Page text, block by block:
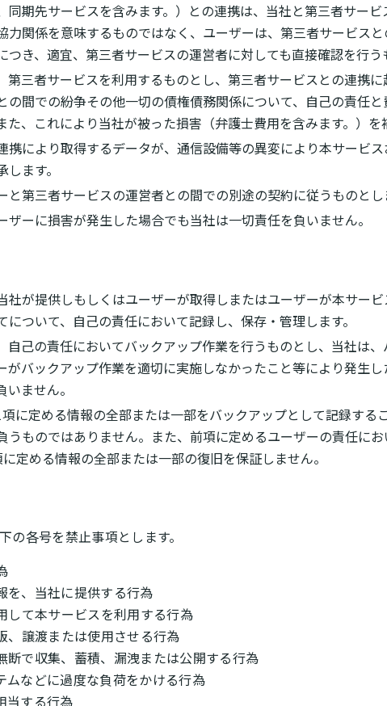
同期先サービスを含みます。）との連携は、当社と第三者サー
力関係を意味するものではなく、ユーザーは、第三者サービス
き、適宜、第三者サービスの運営者に対しても直接確認を行う
第三者サービスを利用するものとし、第三者サービスとの連携
の間での紛争その他一切の債権債務関係について、自己の責任
、これにより当社が被った損害（弁護士費用を含みます。）を
携により取得するデータが、通信設備等の異変により本サービ
ます。
第三者サービスの運営者との間での別途の契約に従うものとし
ーに損害が発生した場合でも当社は一切責任を負いません。
社が提供しもしくはユーザーが取得しまたはユーザーが本サー
ついて、自己の責任において記録し、保存・管理します。
自己の責任においてバックアップ作業を行うものとし、当社は
がバックアップ作業を適切に実施しなかったこと等により発生
ません。
に定める情報の全部または一部をバックアップとして記録する
うものではありません。また、前項に定めるユーザーの責任に
定める情報の全部または一部の復旧を保証しません。
各号を禁止事項とします。
を、当社に提供する行為
して本サービスを利用する行為
、譲渡または使用させる行為
で収集、蓄積、漏洩または公開する行為
などに過度な負荷をかける行為
当する行為